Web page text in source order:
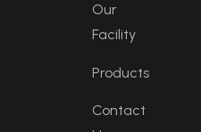
Our
Facility
Products
Contact